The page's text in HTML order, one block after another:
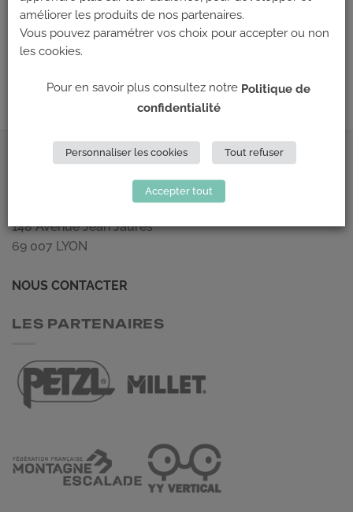
Les commentaires et les rétroliens sont actuellement fermés.
←Précédent
ADRESSE
Climb Up (Siège social)
148 Avenue Jean Jaurès
69 007 LYON
NOUS CONTACTER
LES PARTENAIRES
améliorer les produits de nos partenaires.
Vous pouvez paramétrer vos choix pour accepter ou non
les cookies.
Pour en savoir plus consultez notre Politique de
confidentialité
Personnaliser les cookies Tout refuser
Accepter tout